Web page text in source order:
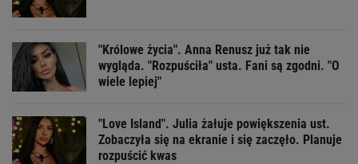
"Królowe życia". Anna Renusz już tak nie
wygląda. "Rozpuściła" usta. Fani są zgodni. "O
wiele lepiej"
"Love Island". Julia żałuje powiększenia ust.
Zobaczyła się na ekranie i się zaczęło. Planuje
rozpuścić kwas